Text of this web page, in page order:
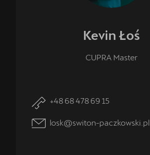
Kevin Łoś
CUPRA Master
+48 68 478 69 15
losk@switon-paczkowski.pl